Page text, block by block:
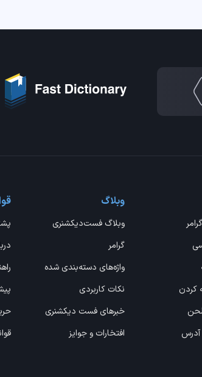
کردن
لحن
آدرس
وبلاگ
وبلاگ فست‌دیکشنری
گرامر
واژه‌های دسته‌بندی شده
نکات کاربردی
خبرهای فست دیکشنری
افتخارات و جوایز